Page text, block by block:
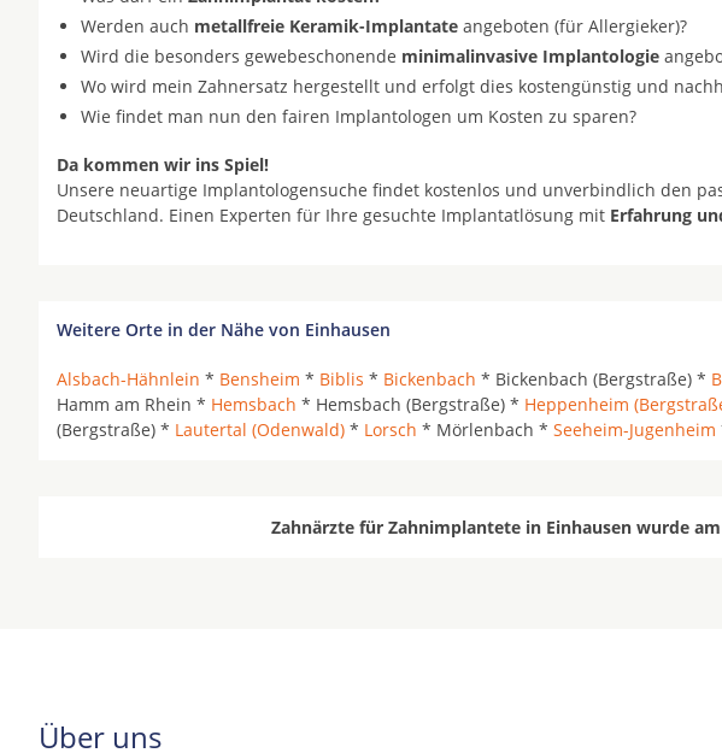
Werden auch metallfreie Keramik-Implantate angeboten (für Allergieker)?
Wird die besonders gewebeschonende minimalinvasive Implantologie
Wo wird mein Zahnersatz hergestellt und erfolgt dies kostengünstig und
Wie findet man nun den fairen Implantologen um Kosten zu sparen?
Da kommen wir ins Spiel!
Unsere neuartige Implantologensuche findet kostenlos und unverbindlich den
Deutschland. Einen Experten für Ihre gesuchte Implantatlösung mit Erfahrung
Weitere Orte in der Nähe von Einhausen
Alsbach-Hähnlein * Bensheim * Biblis * Bickenbach * Bickenbach (Bergstraße) *
Hamm am Rhein * Hemsbach * Hemsbach (Bergstraße) * Heppenheim
(Bergstraße) * Lautertal (Odenwald) * Lorsch * Mörlenbach * Seeheim-Jugenheim
Zahnärzte für Zahnimplantete in Einhausen wurde
Über uns